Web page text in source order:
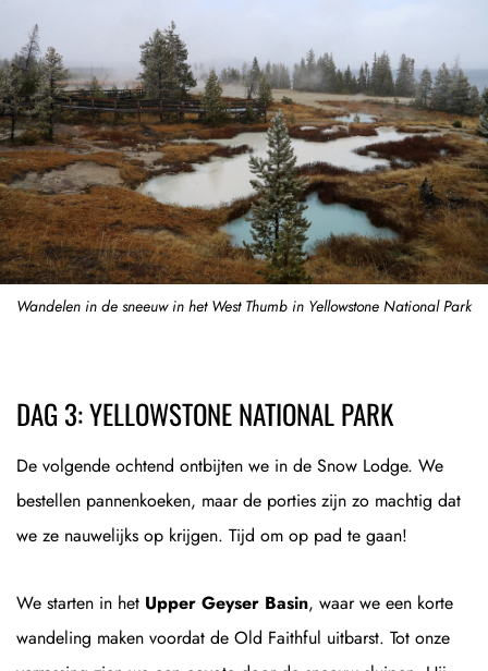
Wandelen in de sneeuw in het West Thumb in Yellowstone National Park
DAG 3: YELLOWSTONE NATIONAL PARK
De volgende ochtend ontbijten we in de Snow Lodge. We
bestellen pannenkoeken, maar de porties zijn zo machtig dat
we ze nauwelijks op krijgen. Tijd om op pad te gaan!
We starten in het Upper Geyser Basin, waar we een korte
wandeling maken voordat de Old Faithful uitbarst. Tot onze